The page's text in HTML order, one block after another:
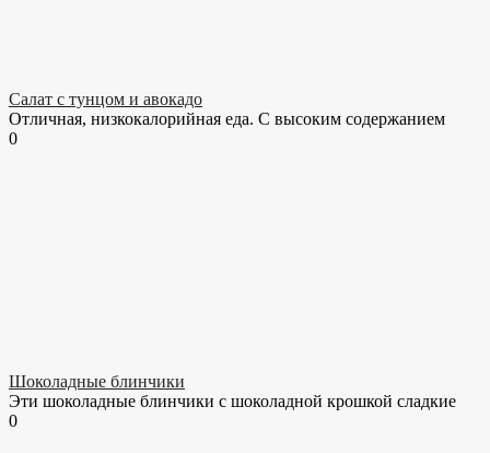
Салат с тунцом и авокадо
Отличная, низкокалорийная еда. С высоким содержанием
0
Шоколадные блинчики
Эти шоколадные блинчики с шоколадной крошкой сладкие
0